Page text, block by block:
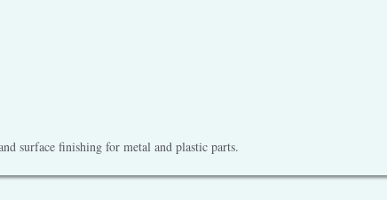
surface finishing for metal and plastic parts.